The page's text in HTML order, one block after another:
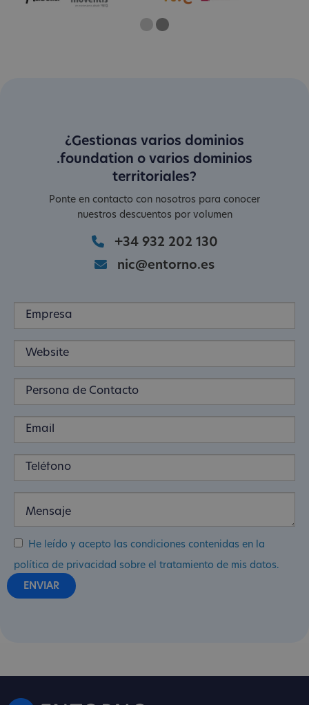
One
Current Slide
Two
¿Gestionas varios dominios
.foundation o varios dominios
territoriales?
Ponte en contacto con nosotros para conocer
nuestros descuentos por volumen
+34 932 202 130
nic@entorno.es
He leído y acepto las condiciones contenidas en la
política de privacidad sobre el tratamiento de mis datos.